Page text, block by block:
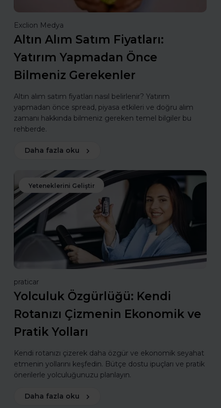
Exclion Medya
Altın Alım Satım Fiyatları:
Yatırım Yapmadan Önce
Bilmeniz Gerekenler
Altın alım satım fiyatları nasıl belirlenir? Yatırım
yapmadan önce spread, piyasa etkileri ve doğru alım
zamanı hakkında bilmeniz gereken temel bilgiler bu
rehberde.
Daha fazla oku
Yeteneklerini Geliştir
praticar
Yolculuk Özgürlüğü: Kendi
Rotanızı Çizmenin Ekonomik ve
Pratik Yolları
Kendi rotanızı çizerek daha özgür ve ekonomik seyahat
etmenin yollarını keşfedin. Bütçe dostu ipuçları ve pratik
önerilerle yolculuğunuzu planlayın.
Daha fazla oku